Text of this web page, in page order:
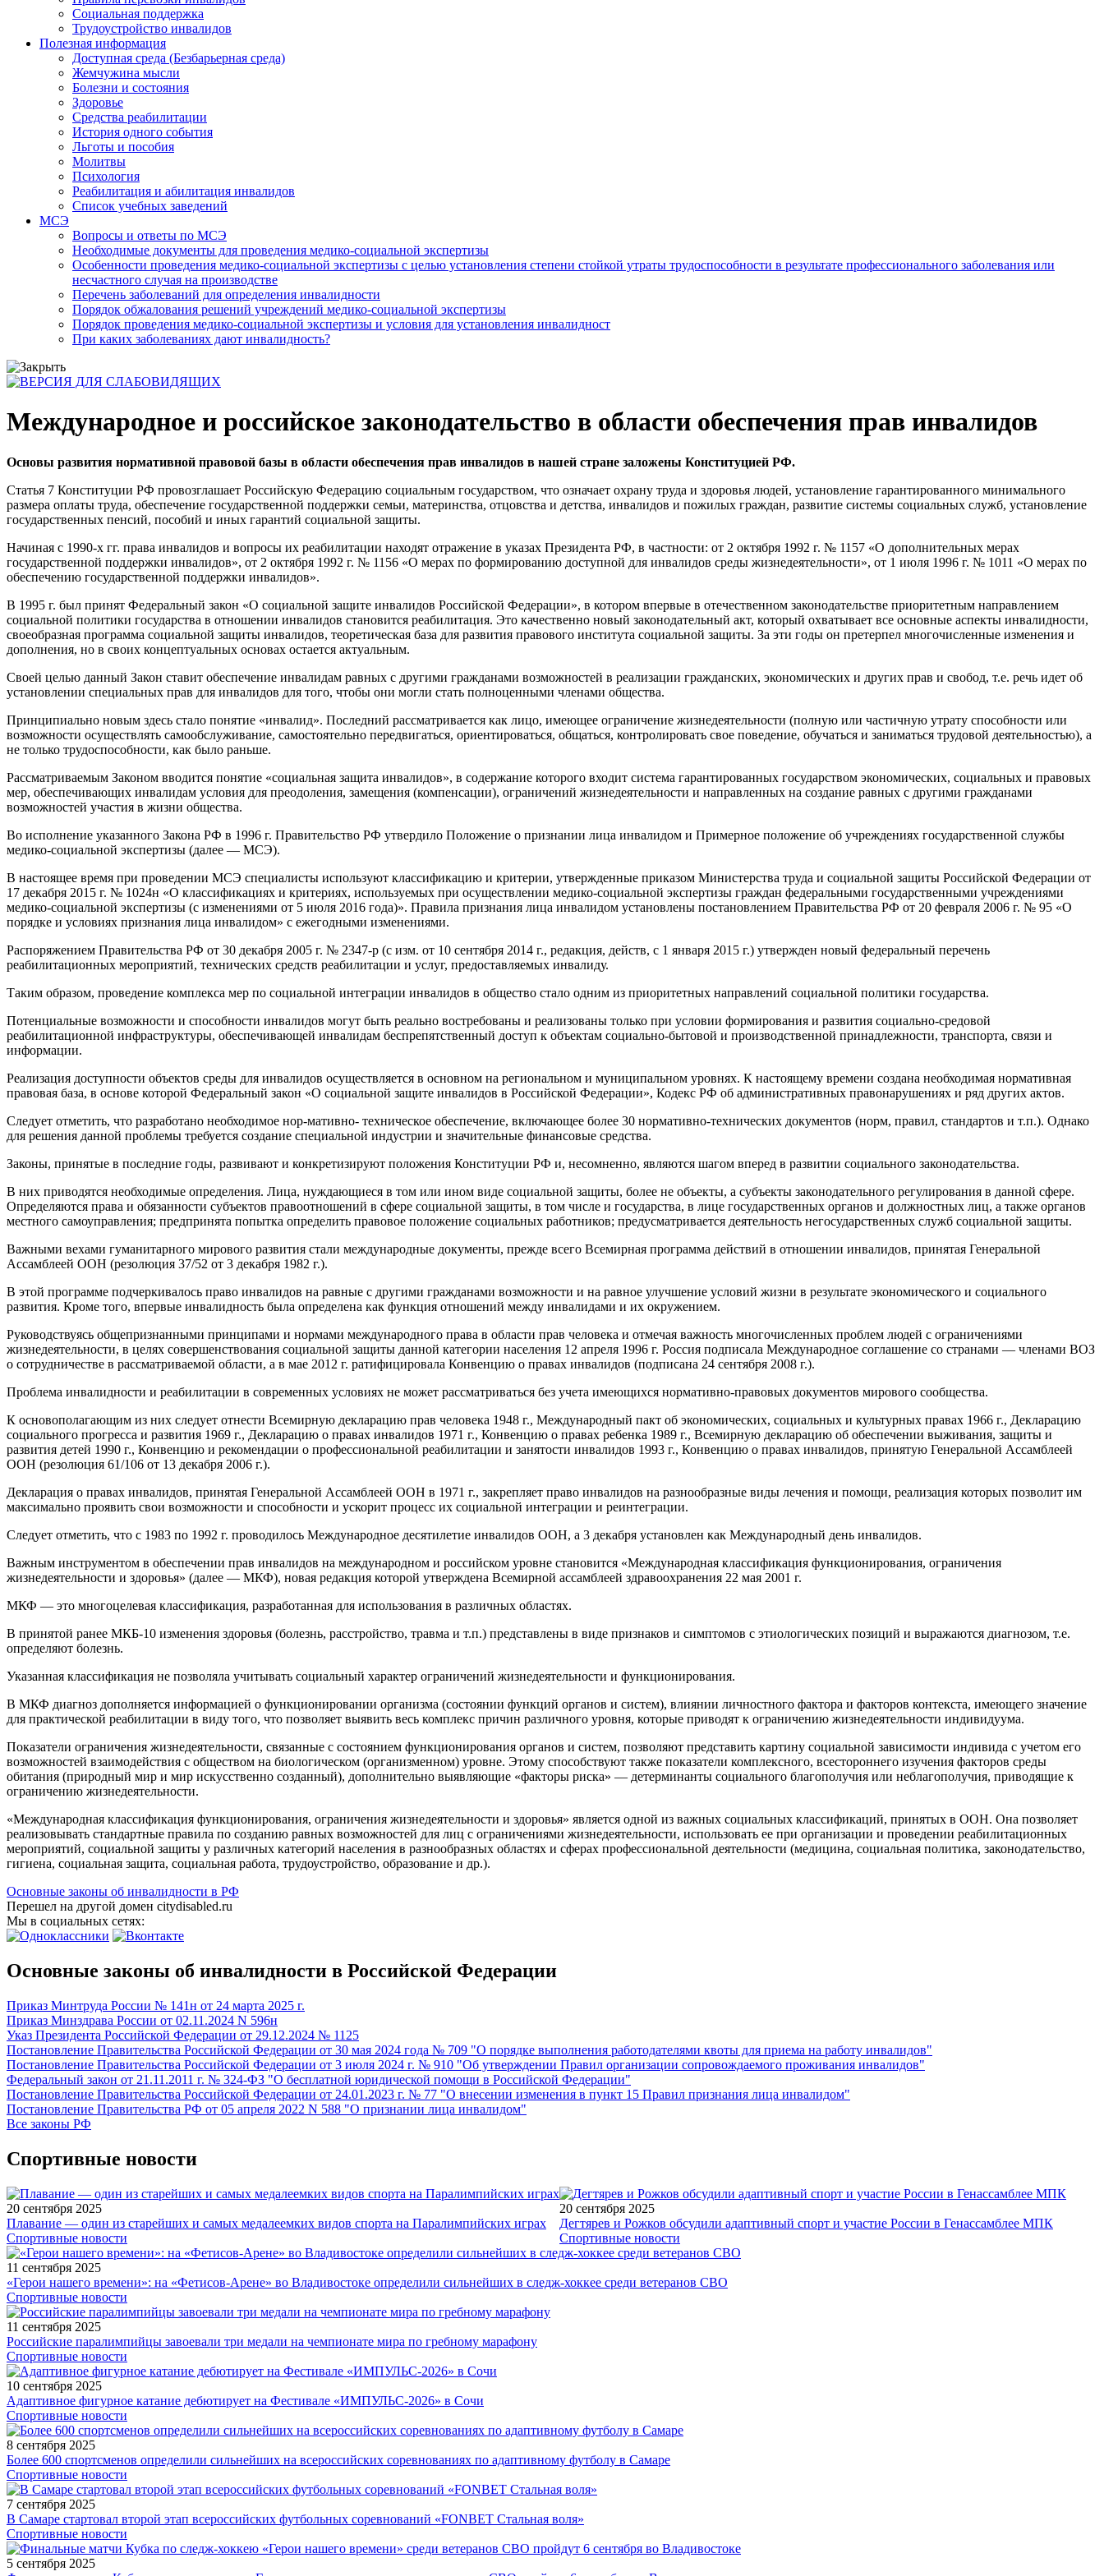
Социальная поддержка
Трудоустройство инвалидов
Полезная информация
Доступная среда (Безбарьерная среда)
Жемчужина мысли
Болезни и состояния
Здоровье
Средства реабилитации
История одного события
Льготы и пособия
Молитвы
Психология
Реабилитация и абилитация инвалидов
Список учебных заведений
МСЭ
Вопросы и ответы по МСЭ
Необходимые документы для проведения медико-социальной экспертизы
Особенности проведения медико-социальной экспертизы с целью установления степени стойкой утраты трудоспособности в результате профессионального заболевания или
несчастного случая на производстве
Перечень заболеваний для определения инвалидности
Порядок обжалования решений учреждений медико-социальной экспертизы
Порядок проведения медико-социальной экспертизы и условия для установления инвалидност
При каких заболеваниях дают инвалидность?
Международное и российское законодательство в области обеспечения прав инвалидов
Основы развития нормативной правовой базы в области обеспечения прав инвалидов в нашей стране заложены Конституцией РФ.
Статья 7 Конституции РФ провозглашает Российскую Федерацию социальным государством, что означает охрану труда и здоровья людей, установление гарантированного минимального
размера оплаты труда, обеспечение государственной поддержки семьи, материнства, отцовства и детства, инвалидов и пожилых граждан, развитие системы социальных служб, установление
государственных пенсий, пособий и иных гарантий социальной защиты.
Начиная с 1990-х гг. права инвалидов и вопросы их реабилитации находят отражение в указах Президента РФ, в частности: от 2 октября 1992 г. № 1157 «О дополнительных мерах
государственной поддержки инвалидов», от 2 октября 1992 г. № 1156 «О мерах по формированию доступной для инвалидов среды жизнедеятельности», от 1 июля 1996 г. № 1011 «О мерах по
обеспечению государственной поддержки инвалидов».
В 1995 г. был принят Федеральный закон «О социальной защите инвалидов Российской Федерации», в котором впервые в отечественном законодательстве приоритетным направлением
социальной политики государства в отношении инвалидов становится реабилитация. Это качественно новый законодательный акт, который охватывает все основные аспекты инвалидности,
своеобразная программа социальной защиты инвалидов, теоретическая база для развития правового института социальной защиты. За эти годы он претерпел многочисленные изменения и
дополнения, но в своих концептуальных основах остается актуальным.
Своей целью данный Закон ставит обеспечение инвалидам равных с другими гражданами возможностей в реализации гражданских, экономических и других прав и свобод, т.е. речь идет об
установлении специальных прав для инвалидов для того, чтобы они могли стать полноценными членами общества.
Принципиально новым здесь стало понятие «инвалид». Последний рассматривается как лицо, имеющее ограничение жизнедеятельности (полную или частичную утрату способности или
возможности осуществлять самообслуживание, самостоятельно передвигаться, ориентироваться, общаться, контролировать свое поведение, обучаться и заниматься трудовой деятельностью), а
не только трудоспособности, как было раньше.
Рассматриваемым Законом вводится понятие «социальная защита инвалидов», в содержание которого входит система гарантированных государством экономических, социальных и правовых
мер, обеспечивающих инвалидам условия для преодоления, замещения (компенсации), ограничений жизнедеятельности и направленных на создание равных с другими гражданами
возможностей участия в жизни общества.
Во исполнение указанного Закона РФ в 1996 г. Правительство РФ утвердило Положение о признании лица инвалидом и Примерное положение об учреждениях государственной службы
медико-социальной экспертизы (далее — МСЭ).
В настоящее время при проведении МСЭ специалисты используют классификацию и критерии, утвержденные приказом Министерства труда и социальной защиты Российской Федерации от
17 декабря 2015 г. № 1024н «О классификациях и критериях, используемых при осуществлении медико-социальной экспертизы граждан федеральными государственными учреждениями
медико-социальной экспертизы (с изменениями от 5 июля 2016 года)». Правила признания лица инвалидом установлены постановлением Правительства РФ от 20 февраля 2006 г. № 95 «О
порядке и условиях признания лица инвалидом» с ежегодными изменениями.
Распоряжением Правительства РФ от 30 декабря 2005 г. № 2347-р (с изм. от 10 сентября 2014 г., редакция, действ, с 1 января 2015 г.) утвержден новый федеральный перечень
реабилитационных мероприятий, технических средств реабилитации и услуг, предоставляемых инвалиду.
Таким образом, проведение комплекса мер по социальной интеграции инвалидов в общество стало одним из приоритетных направлений социальной политики государства.
Потенциальные возможности и способности инвалидов могут быть реально востребованы и реализованы только при условии формирования и развития социально-средовой
реабилитационной инфраструктуры, обеспечивающей инвалидам беспрепятственный доступ к объектам социально-бытовой и производственной принадлежности, транспорта, связи и
информации.
Реализация доступности объектов среды для инвалидов осуществляется в основном на региональном и муниципальном уровнях. К настоящему времени создана необходимая нормативная
правовая база, в основе которой Федеральный закон «О социальной защите инвалидов в Российской Федерации», Кодекс РФ об административных правонарушениях и ряд других актов.
Следует отметить, что разработано необходимое нор-мативно- техническое обеспечение, включающее более 30 нормативно-технических документов (норм, правил, стандартов и т.п.). Однако
для решения данной проблемы требуется создание специальной индустрии и значительные финансовые средства.
Законы, принятые в последние годы, развивают и конкретизируют положения Конституции РФ и, несомненно, являются шагом вперед в развитии социального законодательства.
В них приводятся необходимые определения. Лица, нуждающиеся в том или ином виде социальной защиты, более не объекты, а субъекты законодательного регулирования в данной сфере.
Определяются права и обязанности субъектов правоотношений в сфере социальной защиты, в том числе и государства, в лице государственных органов и должностных лиц, а также органов
местного самоуправления; предпринята попытка определить правовое положение социальных работников; предусматривается деятельность негосударственных служб социальной защиты.
Важными вехами гуманитарного мирового развития стали международные документы, прежде всего Всемирная программа действий в отношении инвалидов, принятая Генеральной
Ассамблеей ООН (резолюция 37/52 от 3 декабря 1982 г.).
В этой программе подчеркивалось право инвалидов на равные с другими гражданами возможности и на равное улучшение условий жизни в результате экономического и социального
развития. Кроме того, впервые инвалидность была определена как функция отношений между инвалидами и их окружением.
Руководствуясь общепризнанными принципами и нормами международного права в области прав человека и отмечая важность многочисленных проблем людей с ограничениями
жизнедеятельности, в целях совершенствования социальной защиты данной категории населения 12 апреля 1996 г. Россия подписала Международное соглашение со странами — членами ВОЗ
о сотрудничестве в рассматриваемой области, а в мае 2012 г. ратифицировала Конвенцию о правах инвалидов (подписана 24 сентября 2008 г.).
Проблема инвалидности и реабилитации в современных условиях не может рассматриваться без учета имеющихся нормативно-правовых документов мирового сообщества.
К основополагающим из них следует отнести Всемирную декларацию прав человека 1948 г., Международный пакт об экономических, социальных и культурных правах 1966 г., Декларацию
социального прогресса и развития 1969 г., Декларацию о правах инвалидов 1971 г., Конвенцию о правах ребенка 1989 г., Всемирную декларацию об обеспечении выживания, защиты и
развития детей 1990 г., Конвенцию и рекомендации о профессиональной реабилитации и занятости инвалидов 1993 г., Конвенцию о правах инвалидов, принятую Генеральной Ассамблеей
ООН (резолюция 61/106 от 13 декабря 2006 г.).
Декларация о правах инвалидов, принятая Генеральной Ассамблеей ООН в 1971 г., закрепляет право инвалидов на разнообразные виды лечения и помощи, реализация которых позволит им
максимально проявить свои возможности и способности и ускорит процесс их социальной интеграции и реинтеграции.
Следует отметить, что с 1983 по 1992 г. проводилось Международное десятилетие инвалидов ООН, а 3 декабря установлен как Международный день инвалидов.
Важным инструментом в обеспечении прав инвалидов на международном и российском уровне становится «Международная классификация функционирования, ограничения
жизнедеятельности и здоровья» (далее — МКФ), новая редакция которой утверждена Всемирной ассамблеей здравоохранения 22 мая 2001 г.
МКФ — это многоцелевая классификация, разработанная для использования в различных областях.
В принятой ранее МКБ-10 изменения здоровья (болезнь, расстройство, травма и т.п.) представлены в виде признаков и симптомов с этиологических позиций и выражаются диагнозом, т.е.
определяют болезнь.
Указанная классификация не позволяла учитывать социальный характер ограничений жизнедеятельности и функционирования.
В МКФ диагноз дополняется информацией о функционировании организма (состоянии функций органов и систем), влиянии личностного фактора и факторов контекста, имеющего значение
для практической реабилитации в виду того, что позволяет выявить весь комплекс причин различного уровня, которые приводят к ограничению жизнедеятельности индивидуума.
Показатели ограничения жизнедеятельности, связанные с состоянием функционирования органов и систем, позволяют представить картину социальной зависимости индивида с учетом его
возможностей взаимодействия с обществом на биологическом (организменном) уровне. Этому способствуют также показатели комплексного, всестороннего изучения факторов среды
обитания (природный мир и мир искусственно созданный), дополнительно выявляющие «факторы риска» — детерминанты социального благополучия или неблагополучия, приводящие к
ограничению жизнедеятельности.
«Международная классификация функционирования, ограничения жизнедеятельности и здоровья» является одной из важных социальных классификаций, принятых в ООН. Она позволяет
реализовывать стандартные правила по созданию равных возможностей для лиц с ограничениями жизнедеятельности, использовать ее при организации и проведении реабилитационных
мероприятий, социальной защиты у различных категорий населения в разнообразных областях и сферах профессиональной деятельности (медицина, социальная политика, законодательство,
гигиена, социальная защита, социальная работа, трудоустройство, образование и др.).
Основные законы об инвалидности в РФ
Перешел на другой домен citydisabled.ru
Мы в социальных сетях:
Основные законы об инвалидности в Российской Федерации
Приказ Минтруда России № 141н от 24 марта 2025 г.
Приказ Минздрава России от 02.11.2024 N 596н
Указ Президента Российской Федерации от 29.12.2024 № 1125
Постановление Правительства Российской Федерации от 30 мая 2024 года № 709 "О порядке выполнения работодателями квоты для приема на работу инвалидов"
Постановление Правительства Российской Федерации от 3 июля 2024 г. № 910 "Об утверждении Правил организации сопровождаемого проживания инвалидов"
Федеральный закон от 21.11.2011 г. № 324-ФЗ "О бесплатной юридической помощи в Российской Федерации"
Постановление Правительства Российской Федерации от 24.01.2023 г. № 77 "О внесении изменения в пункт 15 Правил признания лица инвалидом"
Постановление Правительства РФ от 05 апреля 2022 N 588 "О признании лица инвалидом"
Все законы РФ
Спортивные новости
20 сентября 2025
Плавание — один из старейших и самых медалеемких видов спорта на Паралимпийских играх
Спортивные новости
20 сентября 2025
Дегтярев и Рожков обсудили адаптивный спорт и участие России в Генассамблее МПК
Спортивные новости
11 сентября 2025
«Герои нашего времени»: на «Фетисов-Арене» во Владивостоке определили сильнейших в следж-хоккее среди ветеранов СВО
Спортивные новости
11 сентября 2025
Российские паралимпийцы завоевали три медали на чемпионате мира по гребному марафону
Спортивные новости
10 сентября 2025
Адаптивное фигурное катание дебютирует на Фестивале «ИМПУЛЬС-2026» в Сочи
Спортивные новости
8 сентября 2025
Более 600 спортсменов определили сильнейших на всероссийских соревнованиях по адаптивному футболу в Самаре
Спортивные новости
7 сентября 2025
В Самаре стартовал второй этап всероссийских футбольных соревнований «FONBET Стальная воля»
Спортивные новости
5 сентября 2025